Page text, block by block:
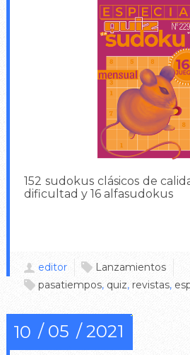
152 sudokus clásicos de
dificultad y 16 alfasudokus
editor
Lanzamientos
pasatiempos, quiz, revistas,
10 05 2021